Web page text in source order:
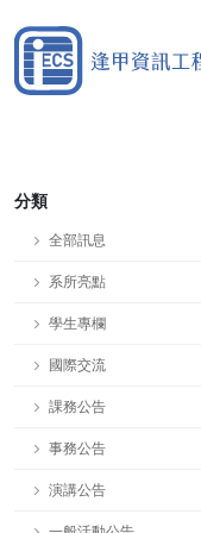
分類
全部訊息
系所亮點
學生專欄
國際交流
課務公告
事務公告
演講公告